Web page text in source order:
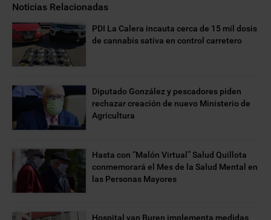
Noticias Relacionadas
PDI La Calera incauta cerca de 15 mil dosis
de cannabis sativa en control carretero
Diputado González y pescadores piden
rechazar creación de nuevo Ministerio de
Agricultura
Hasta con “Malón Virtual” Salud Quillota
conmemorará el Mes de la Salud Mental en
las Personas Mayores
Hospital van Buren implementa medidas